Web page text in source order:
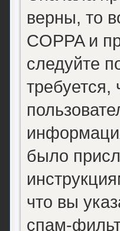
верны, то
COPPA и
следуйте
было
что вы
спам-